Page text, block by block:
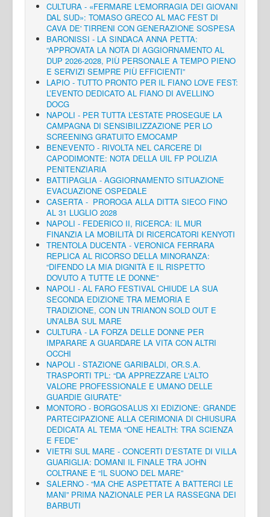
CULTURA - «FERMARE L'EMORRAGIA DEI GIOVANI
DAL SUD»: TOMASO GRECO AL MAC FEST DI
CAVA DE' TIRRENI CON GENERAZIONE SOSPESA
BARONISSI - LA SINDACA ANNA PETTA:
“APPROVATA LA NOTA DI AGGIORNAMENTO AL
DUP 2026-2028, PIÙ PERSONALE A TEMPO PIENO
E SERVIZI SEMPRE PIÙ EFFICIENTI”
LAPIO - TUTTO PRONTO PER IL FIANO LOVE FEST:
L’EVENTO DEDICATO AL FIANO DI AVELLINO
DOCG
NAPOLI - PER TUTTA L’ESTATE PROSEGUE LA
CAMPAGNA DI SENSIBILIZZAZIONE PER LO
SCREENING GRATUITO EMOCAMP
BENEVENTO - RIVOLTA NEL CARCERE DI
CAPODIMONTE: NOTA DELLA UIL FP POLIZIA
PENITENZIARIA
BATTIPAGLIA - AGGIORNAMENTO SITUAZIONE
EVACUAZIONE OSPEDALE
CASERTA - PROROGA ALLA DITTA SIECO FINO
AL 31 LUGLIO 2028
NAPOLI - FEDERICO II, RICERCA: IL MUR
FINANZIA LA MOBILITÀ DI RICERCATORI KENYOTI
TRENTOLA DUCENTA - VERONICA FERRARA
REPLICA AL RICORSO DELLA MINORANZA:
“DIFENDO LA MIA DIGNITÀ E IL RISPETTO
DOVUTO A TUTTE LE DONNE”
NAPOLI - AL FARO FESTIVAL CHIUDE LA SUA
SECONDA EDIZIONE TRA MEMORIA E
TRADIZIONE, CON UN TRIANON SOLD OUT E
UN’ALBA SUL MARE
CULTURA - LA FORZA DELLE DONNE PER
IMPARARE A GUARDARE LA VITA CON ALTRI
OCCHI
NAPOLI - STAZIONE GARIBALDI, OR.S.A.
TRASPORTI TPL: “DA APPREZZARE L'ALTO
VALORE PROFESSIONALE E UMANO DELLE
GUARDIE GIURATE”
MONTORO - BORGOSALUS XI EDIZIONE: GRANDE
PARTECIPAZIONE ALLA CERIMONIA DI CHIUSURA
DEDICATA AL TEMA “ONE HEALTH: TRA SCIENZA
E FEDE”
VIETRI SUL MARE - CONCERTI D’ESTATE DI VILLA
GUARIGLIA: DOMANI IL FINALE TRA JOHN
COLTRANE E “IL SUONO DEL MARE”
SALERNO - “MA CHE ASPETTATE A BATTERCI LE
MANI” PRIMA NAZIONALE PER LA RASSEGNA DEI
BARBUTI